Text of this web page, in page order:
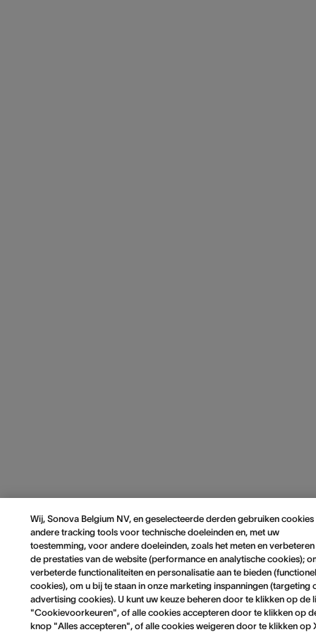
Wij, Sonova Belgium NV, en geselecteerde derden gebruiken cookies
andere tracking tools voor technische doeleinden en, met uw
toestemming, voor andere doeleinden, zoals het meten en
de prestaties van de website (performance en analytische cookies);
verbeterde functionaliteiten en personalisatie aan te bieden
cookies), om u bij te staan in onze marketing inspanningen (targeting
advertising cookies). U kunt uw keuze beheren door te klikken op de
"Cookievoorkeuren", of alle cookies accepteren door te klikken op
knop "Alles accepteren", of alle cookies weigeren door te klikken op